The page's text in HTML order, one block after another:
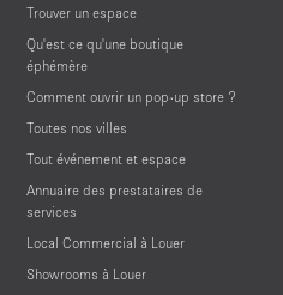
Trouver un espace
Qu'est ce qu'une boutique
éphémère
Comment ouvrir un pop-up store ?
Toutes nos villes
Tout événement et espace
Annuaire des prestataires de
services
Local Commercial à Louer
Showrooms à Louer